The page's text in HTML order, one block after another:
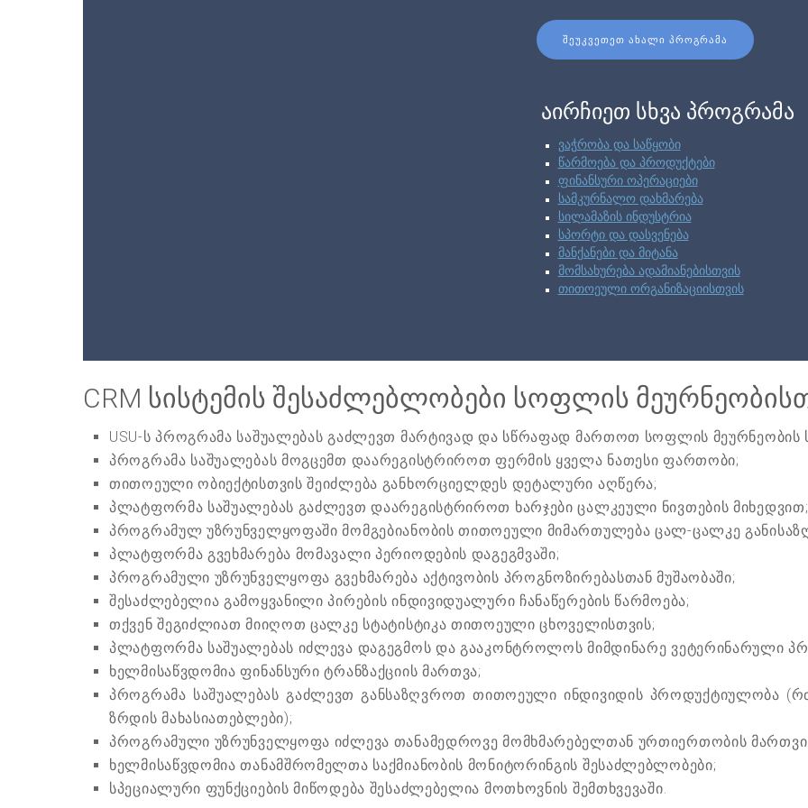
ᲨᲔᲣᲙᲕᲔᲗᲔᲗ ᲐᲮᲐᲚᲘ ᲞᲠᲝᲒᲠᲐᲛᲐ
აირჩიეთ სხვა პროგრამა
ვაჭრობა და საწყობი
წარმოება და პროდუქტები
ფინანსური ოპერაციები
სამკურნალო დახმარება
სილამაზის ინდუსტრია
სპორტი და დასვენება
მანქანები და მიტანა
მომსახურება ადამიანებისთვის
თითოეული ორგანიზაციისთვის
CRM სისტემის შესაძლებლობები სოფლის
USU-ს პროგრამა საშუალებას გაძლევთ მარტივად და სწრაფად მართოთ სოფლის მეურნეობის
პროგრამა საშუალებას მოგცემთ დაარეგისტრიროთ ფერმის ყველა ნათესი ფართობი;
თითოეული ობიექტისთვის შეიძლება განხორციელდეს დეტალური აღწერა;
პლატფორმა საშუალებას გაძლევთ დაარეგისტრიროთ ხარჯები ცალკეული ნივთების მიხედვით;
პროგრამულ უზრუნველყოფაში მომგებიანობის თითოეული მიმართულება ცალ-ცალკე
პლატფორმა გვეხმარება მომავალი პერიოდების დაგეგმვაში;
პროგრამული უზრუნველყოფა გვეხმარება აქტივობის პროგნოზირებასთან მუშაობაში;
შესაძლებელია გამოყვანილი პირების ინდივიდუალური ჩანაწერების წარმოება;
თქვენ შეგიძლიათ მიიღოთ ცალკე სტატისტიკა თითოეული ცხოველისთვის;
პლატფორმა საშუალებას იძლევა დაგეგმოს და გააკონტროლოს მიმდინარე ვეტერინარული
ხელმისაწვდომია ფინანსური ტრანზაქციის მართვა;
პროგრამა საშუალებას გაძლევთ განსაზღვროთ თითოეული ინდივიდის პროდუქტიულობა
ზრდის მახასიათებლები);
პროგრამული უზრუნველყოფა იძლევა თანამედროვე მომხმარებელთან ურთიერთობის
ხელმისაწვდომია თანამშრომელთა საქმიანობის მონიტორინგის შესაძლებლობები;
სპეციალური ფუნქციების მიწოდება შესაძლებელია მოთხოვნის შემთხვევაში.